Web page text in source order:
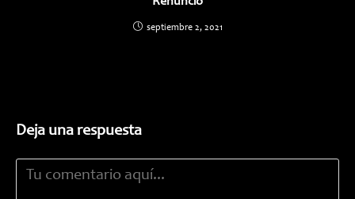
septiembre 2, 2021
Deja una respuesta
Comentario